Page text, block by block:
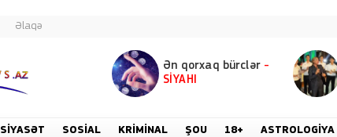
Əlaqə
Ən qorxaq bürclər -
SİYAHI
SIYASƏT SOSIAL KRIMINAL ŞOU 18+ ASTROLOGIYA